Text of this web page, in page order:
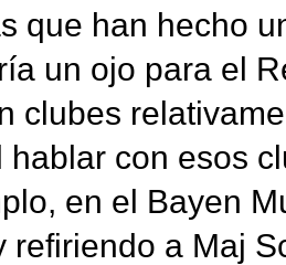
que han hecho
un ojo para el
clubes
hablar con esos
en el Bayen
refiriendo a Maj